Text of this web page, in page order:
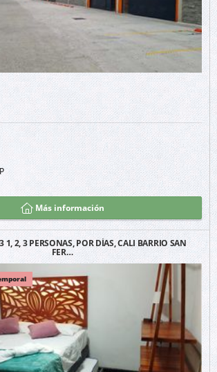
Más información
1, 2, 3 PERSONAS, POR DÍAS, CALI BARRIO SAN
FER…